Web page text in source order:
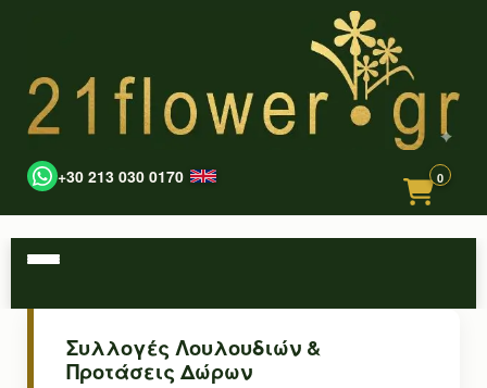
+30 213 030 0170 0
Συλλογές Λουλουδιών &
Προτάσεις Δώρων